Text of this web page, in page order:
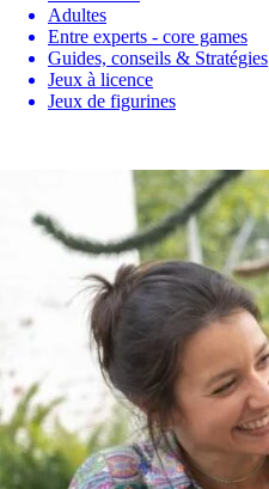
Adultes
Entre experts - core games
Guides, conseils & Stratégies
Jeux à licence
Jeux de figurines